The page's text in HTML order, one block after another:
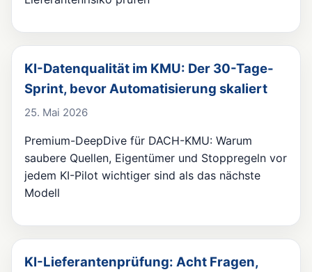
KI-Datenqualität im KMU: Der 30-Tage-
Sprint, bevor Automatisierung skaliert
25. Mai 2026
Premium-DeepDive für DACH-KMU: Warum
saubere Quellen, Eigentümer und Stoppregeln vor
jedem KI-Pilot wichtiger sind als das nächste
Modell
KI-Lieferantenprüfung: Acht Fragen,